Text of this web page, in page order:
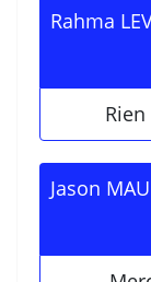
Rahma
Jason